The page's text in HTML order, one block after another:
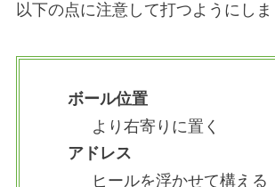
以下の点に注意して打つようにしま
ボール位置
より右寄りに置く
アドレス
ヒールを浮かせて構える